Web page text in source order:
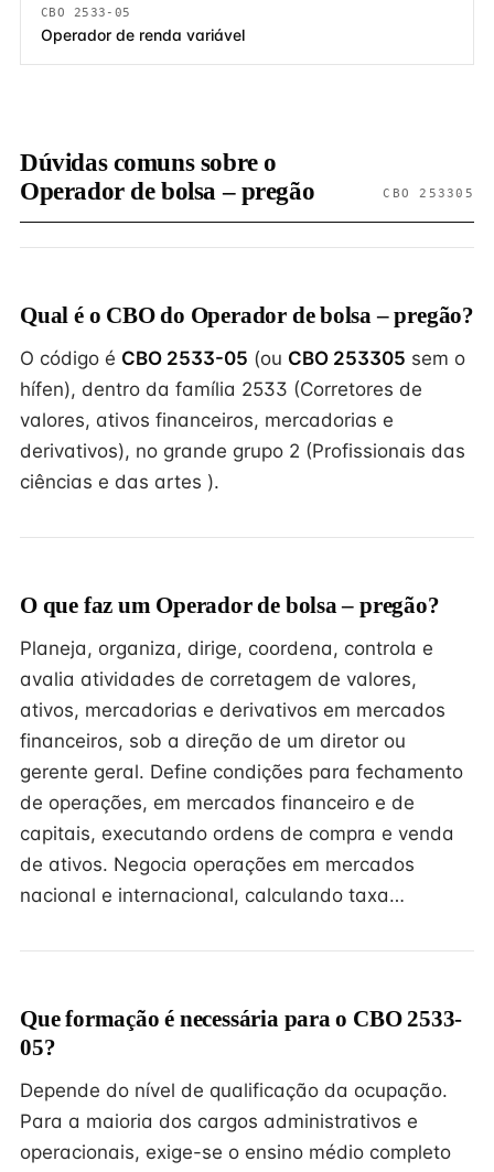
CBO 2533-05
Operador de renda variável
Dúvidas comuns sobre o
Operador de bolsa – pregão
CBO 253305
Qual é o CBO do Operador de bolsa – pregão?
O código é CBO 2533-05 (ou CBO 253305 sem o
hífen), dentro da família 2533 (Corretores de
valores, ativos financeiros, mercadorias e
derivativos), no grande grupo 2 (Profissionais das
ciências e das artes ).
O que faz um Operador de bolsa – pregão?
Planeja, organiza, dirige, coordena, controla e
avalia atividades de corretagem de valores,
ativos, mercadorias e derivativos em mercados
financeiros, sob a direção de um diretor ou
gerente geral. Define condições para fechamento
de operações, em mercados financeiro e de
capitais, executando ordens de compra e venda
de ativos. Negocia operações em mercados
nacional e internacional, calculando taxa…
Que formação é necessária para o CBO 2533-
05?
Depende do nível de qualificação da ocupação.
Para a maioria dos cargos administrativos e
operacionais, exige-se o ensino médio completo